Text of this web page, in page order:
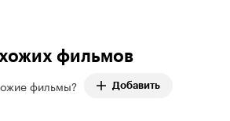
фильмов
фильмы? Добавить